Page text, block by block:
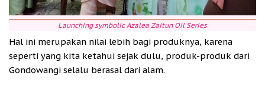
Launching symbolic Azalea Zaitun Oil Series
Hal ini merupakan nilai lebih bagi produknya, karena
seperti yang kita ketahui sejak dulu, produk-produk dari
Gondowangi selalu berasal dari alam.